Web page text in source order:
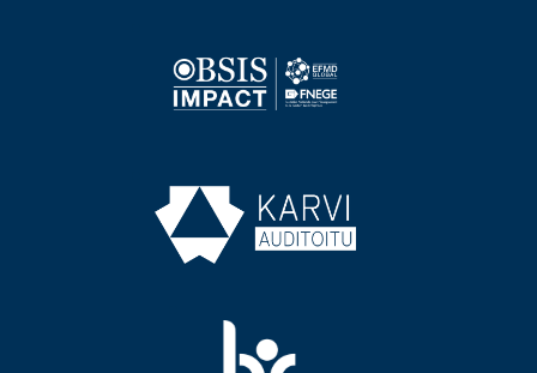
Image
Image
Image